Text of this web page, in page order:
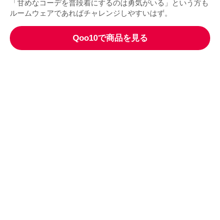
「甘めなコーデを普段着にするのは勇気がいる」という方も
ルームウェアであればチャレンジしやすいはず。
Qoo10で商品を見る